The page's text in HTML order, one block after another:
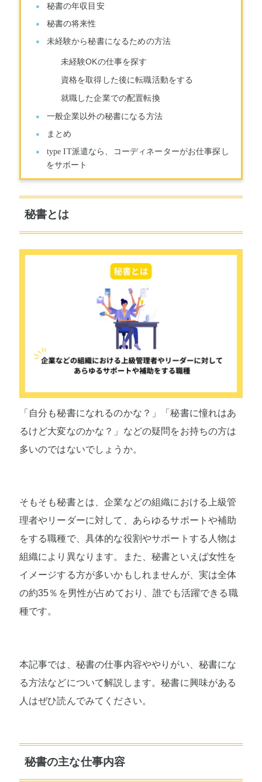
秘書の年収目安
秘書の将来性
未経験から秘書になるための方法
未経験OKの仕事を探す
資格を取得した後に転職活動をする
就職した企業での配置転換
一般企業以外の秘書になる方法
まとめ
type IT派遣なら、コーディネーターがお仕事探し
をサポート
秘書とは
「自分も秘書になれるのかな？」「秘書に憧れはあ
るけど大変なのかな？」などの疑問をお持ちの方は
多いのではないでしょうか。
そもそも秘書とは、企業などの組織における上級管
理者やリーダーに対して、あらゆるサポートや補助
をする職種で、具体的な役割やサポートする人物は
組織により異なります。また、秘書といえば女性を
イメージする方が多いかもしれませんが、実は全体
の約35％を男性が占めており、誰でも活躍できる職
種です。
本記事では、秘書の仕事内容ややりがい、秘書にな
る方法などについて解説します。秘書に興味がある
人はぜひ読んでみてください。
秘書の主な仕事内容